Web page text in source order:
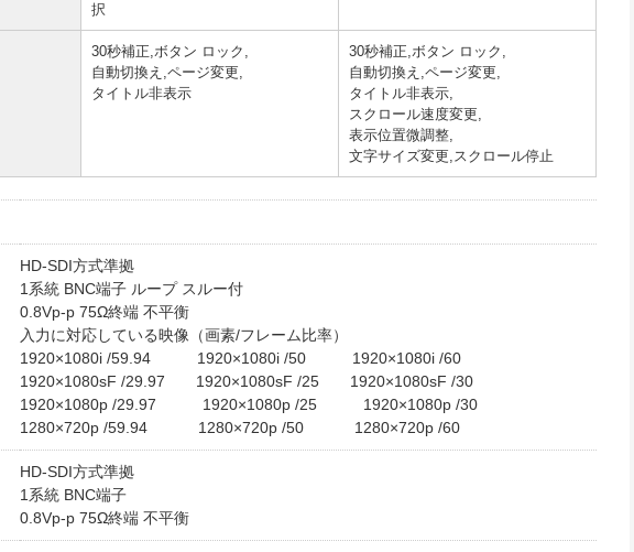
択
30秒補正,ボタン ロック,
自動切換え,ページ変更,
タイトル非表示
30秒補正,ボタン ロック,
自動切換え,ページ変更,
タイトル非表示,
スクロール速度変更,
表示位置微調整,
文字サイズ変更,スクロール停止
HD-SDI方式準拠
1系統 BNC端子 ループ スルー付
0.8Vp-p 75Ω終端 不平衡
入力に対応している映像（画素/フレーム比率）
1920×1080i /59.94 1920×1080i /50 1920×1080i /60
1920×1080sF /29.97 1920×1080sF /25 1920×1080sF /30
1920×1080p /29.97 1920×1080p /25 1920×1080p /30
1280×720p /59.94 1280×720p /50 1280×720p /60
HD-SDI方式準拠
1系統 BNC端子
0.8Vp-p 75Ω終端 不平衡